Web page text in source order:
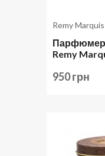
Remy
Remy
950 грн